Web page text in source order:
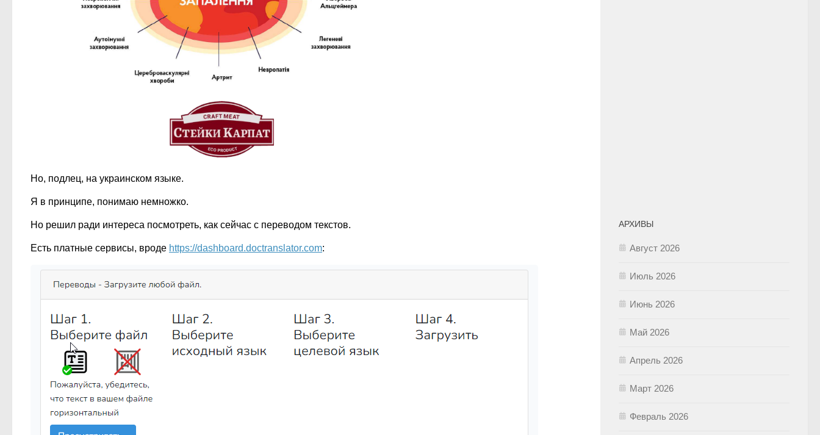
Но, подлец, на украинском языке.
Я в принципе, понимаю немножко.
Но решил ради интереса посмотреть, как сейчас с переводом текстов.
Есть платные сервисы, вроде https://dashboard.doctranslator.com:
АРХИВЫ
Август 2026
Июль 2026
Июнь 2026
Май 2026
Апрель 2026
Март 2026
Февраль 2026